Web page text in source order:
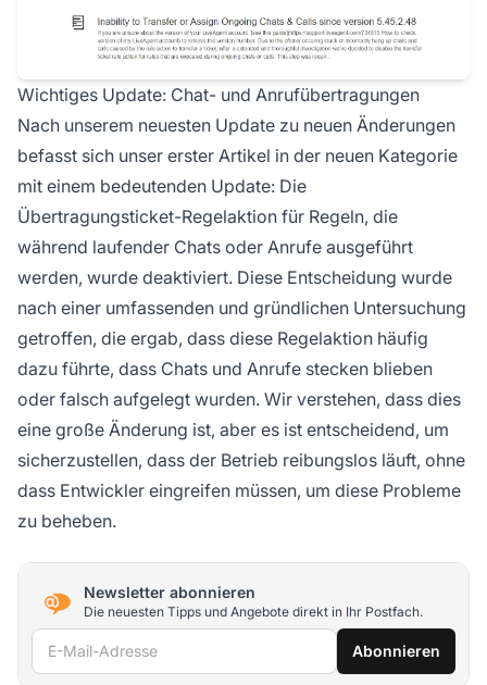
Wichtiges Update: Chat- und Anrufübertragungen
Nach unserem neuesten Update zu neuen Änderungen
befasst sich unser erster Artikel in der neuen Kategorie
mit einem bedeutenden Update: Die
Übertragungsticket-Regelaktion für Regeln, die
während laufender Chats oder Anrufe ausgeführt
werden, wurde deaktiviert. Diese Entscheidung wurde
nach einer umfassenden und gründlichen Untersuchung
getroffen, die ergab, dass diese Regelaktion häufig
dazu führte, dass Chats und Anrufe stecken blieben
oder falsch aufgelegt wurden. Wir verstehen, dass dies
eine große Änderung ist, aber es ist entscheidend, um
sicherzustellen, dass der Betrieb reibungslos läuft, ohne
dass Entwickler eingreifen müssen, um diese Probleme
zu beheben.
Newsletter abonnieren
Die neuesten Tipps und Angebote direkt in Ihr Postfach.
E-Mail-Adresse Abonnieren